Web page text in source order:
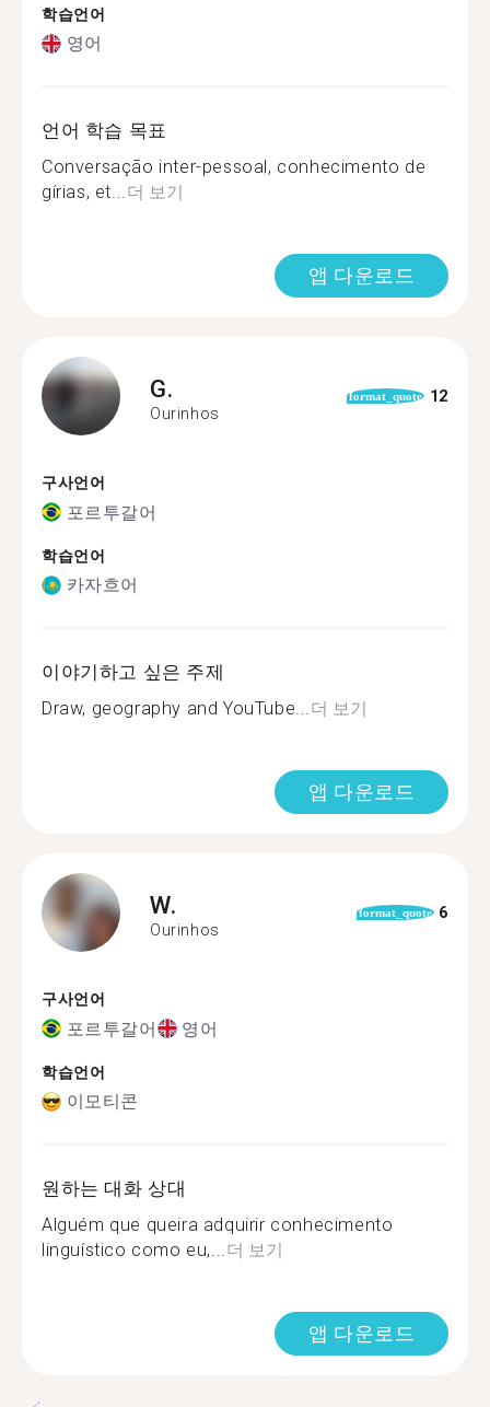
학습언어
영어
언어 학습 목표
Conversação inter-pessoal, conhecimento de
gírias, et...더 보기
앱 다운로드
G.
Ourinhos
format_quote 12
구사언어
포르투갈어
학습언어
카자흐어
이야기하고 싶은 주제
Draw, geography and YouTube...더 보기
앱 다운로드
W.
Ourinhos
format_quote 6
구사언어
포르투갈어 영어
학습언어
이모티콘
원하는 대화 상대
Alguém que queira adquirir conhecimento
linguístico como eu,...더 보기
앱 다운로드